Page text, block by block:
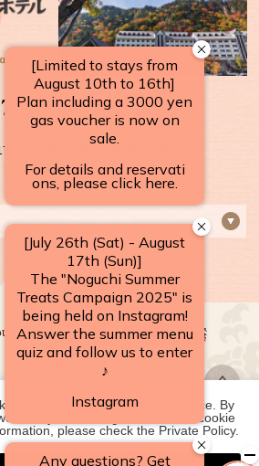
【受付時間】
10：00～17：00
北海道上川郡 上川町層雲峡温泉
FAX：01658-5-3922
to improve your user experience. By
you have agreed with our cookie
please check the Private Policy.